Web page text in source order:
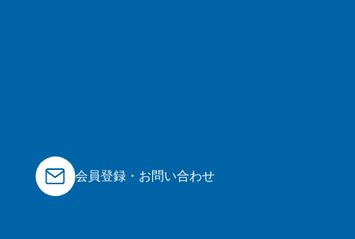
会員登録・お問い合わせ